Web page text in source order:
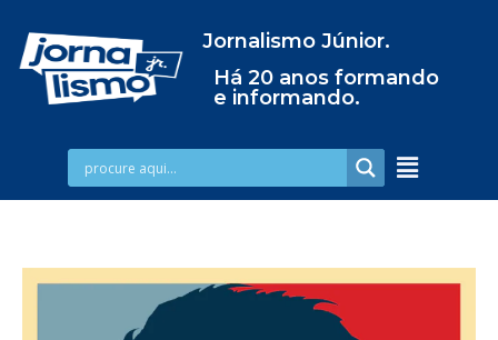
Jornalismo Júnior.
Há 20 anos formando
e informando.